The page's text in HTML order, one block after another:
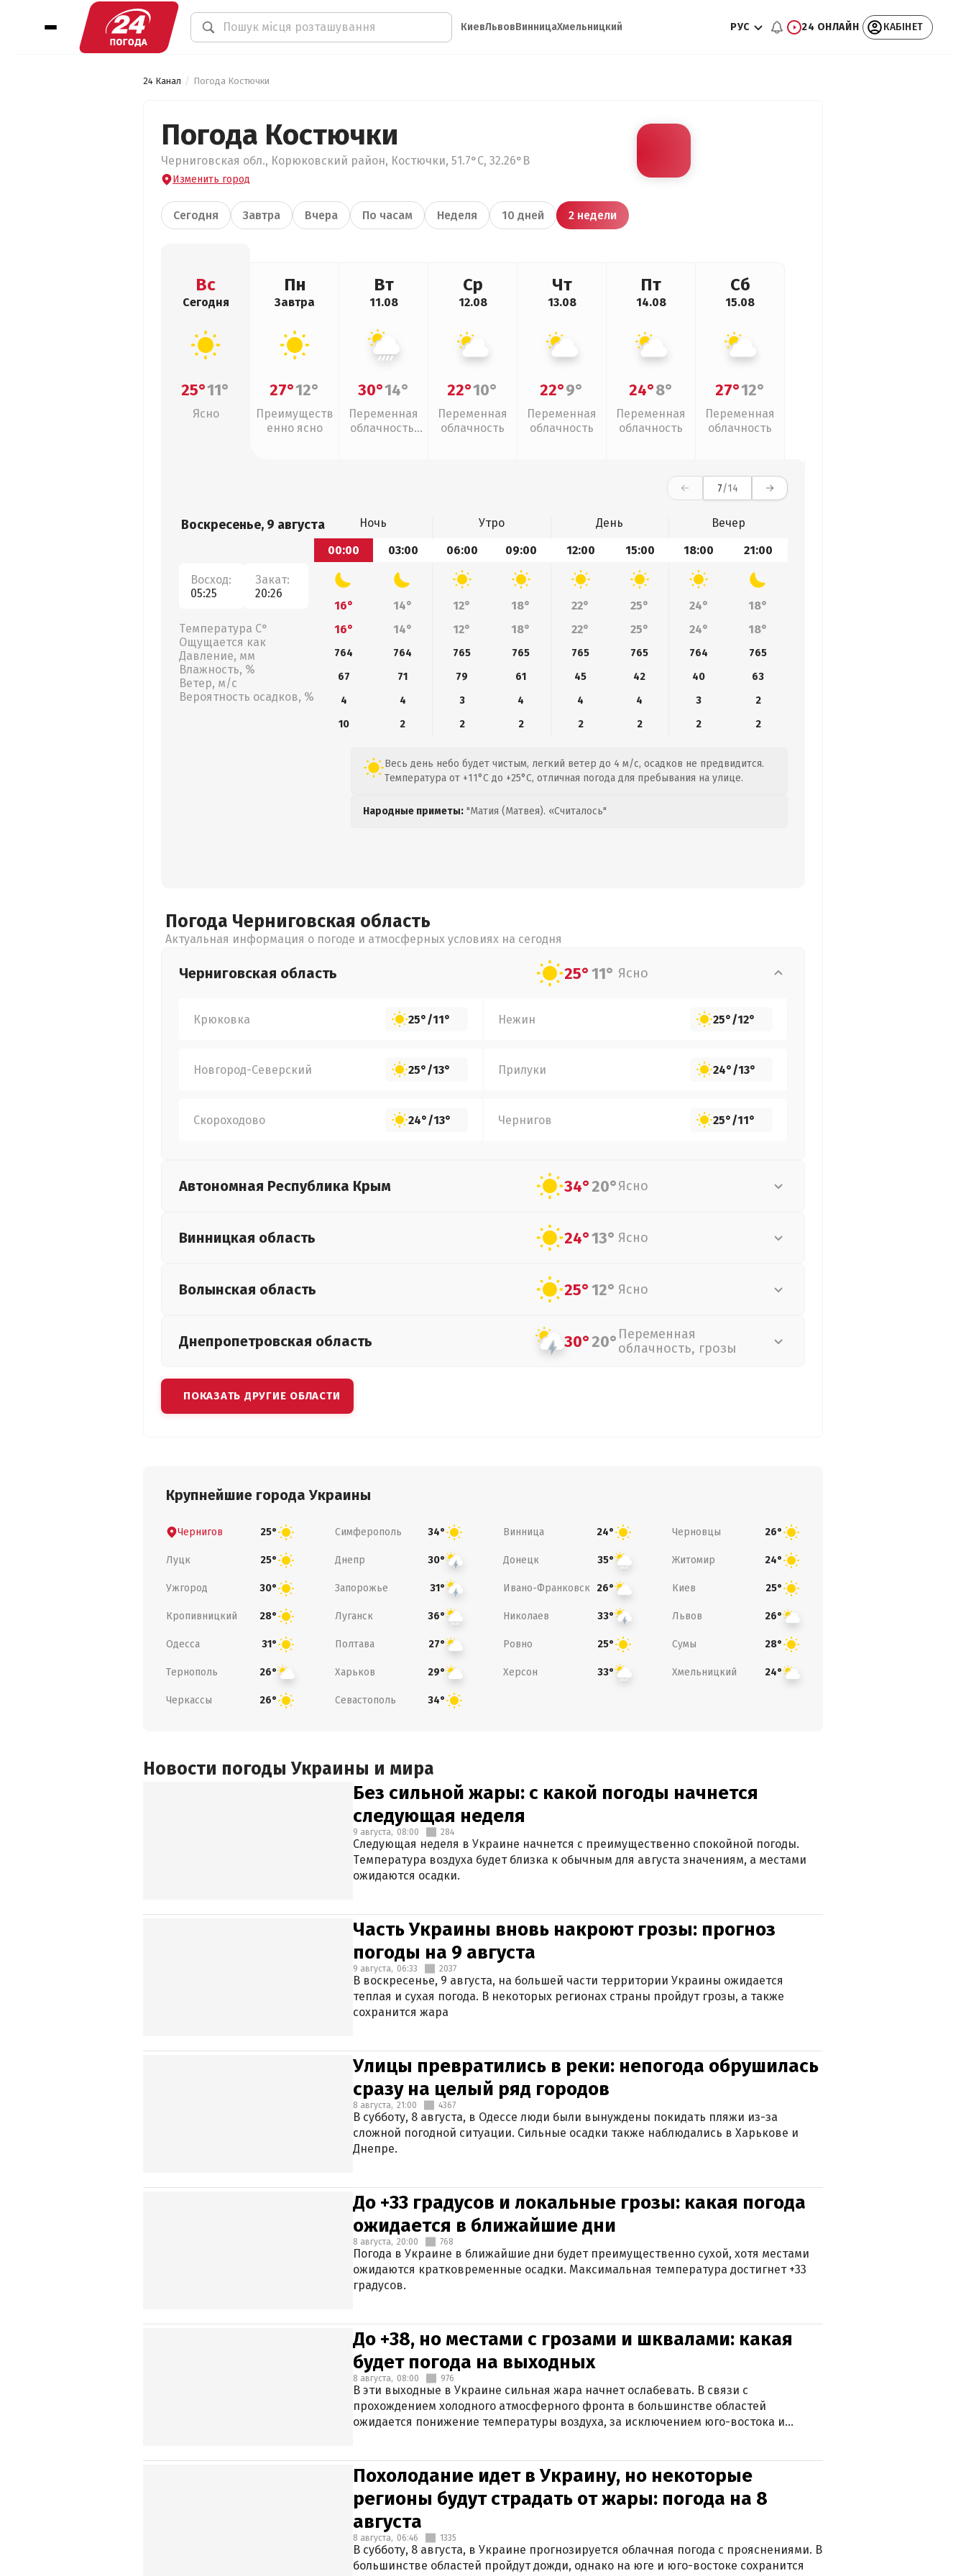
КиевЛьвовВинницаХмельницкий РУС 24 ОНЛАЙН КАБІНЕТ
24 Канал Погода Костючки
Погода Костючки
Черниговская обл., Корюковский район, Костючки, 51.7°С, 32.26°В
Изменить город
Сегодня Завтра Вчера По часам Неделя 10 дней 2 недели
Вс
Сегодня
25°11°
Ясно
Пн
Завтра
27°12°
Преимуществ
енно ясно
Вт
11.08
30°14°
Переменная
облачность,
Ср
12.08
22°10°
Переменная
облачность
Чт
13.08
22°9°
Переменная
облачность
Пт
14.08
24°8°
Переменная
облачность
Сб
15.08
27°12°
Переменная
облачность
7/14
Воскресенье, 9 августа
Восход:
05:25
Закат:
20:26
Температура С°
Ощущается как
Давление, мм
Влажность, %
Ветер, м/с
Вероятность осадков, %
Ночь Утро День
Вечер
00:00
03:00 06:00 09:00 12:00 15:00 18:00 21:00
16° 14° 12° 18° 22° 25° 24°
18°
16°
14° 12° 18° 22° 25° 24° 18°
764 764 765 765 765 765 764
765
67
71 79 61 45 42 40
63
4
4 3 4 4 4 3
2
10
2 2 2 2 2 2 2
Весь день небо будет чистым, легкий ветер до 4 м/с, осадков не предвидится.
Температура от +11°C до +25°C, отличная погода для пребывания на улице.
Народные приметы: "Матия (Матвея). «Считалось"
Погода Черниговская область
Актуальная информация о погоде и атмосферных условиях на сегодня
Черниговская область 25°11° Ясно
Крюковка 25°/11° Нежин 25°/12°
Новгород-Северский 25°/13° Прилуки 24°/13°
Скороходово 24°/13° Чернигов 25°/11°
Автономная Республика Крым 34°20°Ясно
Винницкая область 24°13° Ясно
Волынская область 25°12° Ясно
Днепропетровская область 30°20° Переменная
облачность, грозы
ПОКАЗАТЬ ДРУГИЕ ОБЛАСТИ
Крупнейшие города Украины
Чернигов 25° Симферополь 34° Винница 24° Черновцы 26°
Луцк 25° Днепр 30° Донецк 35° Житомир 24°
Ужгород 30° Запорожье 31° Ивано-Франковск 26° Киев 25°
Кропивницкий 28° Луганск 36° Николаев 33° Львов 26°
Одесса 31° Полтава 27° Ровно 25° Сумы 28°
Тернополь 26° Харьков 29° Херсон 33° Хмельницкий 24°
Черкассы 26° Севастополь 34°
Новости погоды Украины и мира
Без сильной жары: с какой погоды начнется
следующая неделя
9 августа, 08:00 284
Следующая неделя в Украине начнется с преимущественно спокойной погоды.
Температура воздуха будет близка к обычным для августа значениям, а местами
ожидаются осадки.
Часть Украины вновь накроют грозы: прогноз
погоды на 9 августа
9 августа, 06:33 2037
В воскресенье, 9 августа, на большей части территории Украины ожидается
теплая и сухая погода. В некоторых регионах страны пройдут грозы, а также
сохранится жара
Улицы превратились в реки: непогода обрушилась
сразу на целый ряд городов
8 августа, 21:00 4367
В субботу, 8 августа, в Одессе люди были вынуждены покидать пляжи из-за
сложной погодной ситуации. Сильные осадки также наблюдались в Харькове и
Днепре.
До +33 градусов и локальные грозы: какая погода
ожидается в ближайшие дни
8 августа, 20:00 768
Погода в Украине в ближайшие дни будет преимущественно сухой, хотя местами
ожидаются кратковременные осадки. Максимальная температура достигнет +33
градусов.
До +38, но местами с грозами и шквалами: какая
будет погода на выходных
8 августа, 08:00 976
В эти выходные в Украине сильная жара начнет ослабевать. В связи с
прохождением холодного атмосферного фронта в большинстве областей
ожидается понижение температуры воздуха, за исключением юго-востока и
Похолодание идет в Украину, но некоторые
регионы будут страдать от жары: погода на 8
августа
8 августа, 06:46 1335
В субботу, 8 августа, в Украине прогнозируется облачная погода с прояснениями. В
большинстве областей пройдут дожди, однако на юге и юго-востоке сохранится